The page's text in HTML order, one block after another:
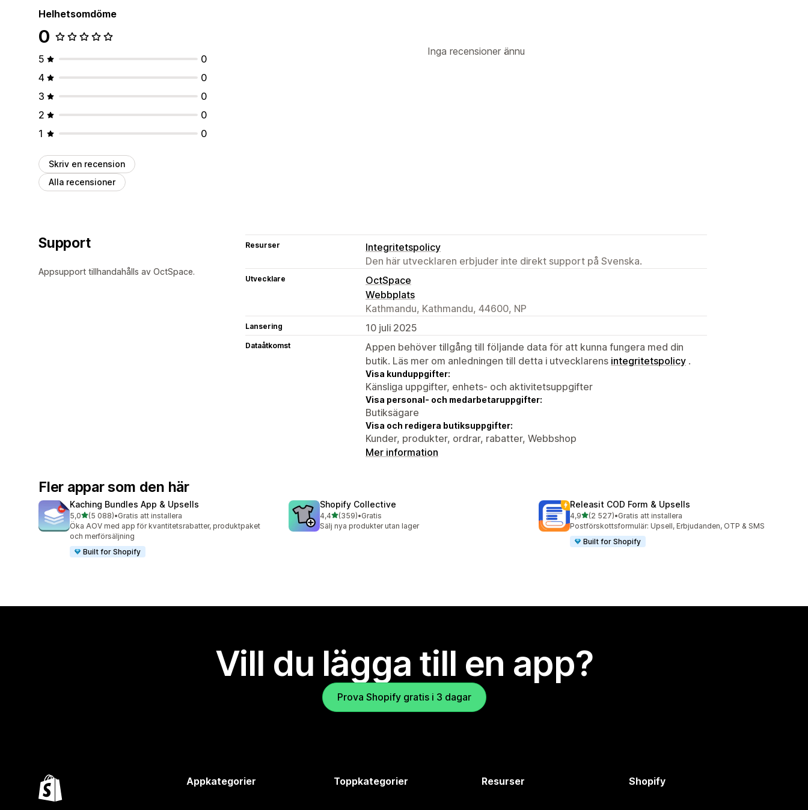
Helhetsomdöme
0
5
0
4
0
3
0
2
0
1
0
Skriv en recension
Alla recensioner
Inga recensioner ännu
Support
Appsupport tillhandahålls av OctSpace.
Resurser
Integritetspolicy
Den här utvecklaren erbjuder inte direkt support på Svenska.
Utvecklare
OctSpace
Webbplats
Kathmandu, Kathmandu, 44600, NP
Lansering 10 juli 2025
Dataåtkomst
Appen behöver tillgång till följande data för att kunna fungera med din
butik. Läs mer om anledningen till detta i utvecklarens integritetspolicy .
Visa kunduppgifter:
Känsliga uppgifter, enhets- och aktivitetsuppgifter
Visa personal- och medarbetaruppgifter:
Butiksägare
Visa och redigera butiksuppgifter:
Kunder, produkter, ordrar, rabatter, Webbshop
Mer information
Fler appar som den här
Kaching Bundles App & Upsells
5,0av 5 stjärnor
(5 088)
5088 recensioner totalt
•Gratis att installera
Öka AOV med app för kvantitetsrabatter, produktpaket
och merförsäljning
Built for Shopify
Shopify Collective
4,4av 5 stjärnor
(359)
359 recensioner totalt
•Gratis
Sälj nya produkter utan lager
Releasit COD Form & Upsells
4,9av 5 stjärnor
(2 527)
2527 recensioner totalt
•Gratis att installera
Postförskottsformulär: Upsell, Erbjudanden, OTP & SMS
Built for Shopify
Vill du lägga till en app?
Prova Shopify gratis i 3 dagar
Appkategorier Toppkategorier Resurser Shopify